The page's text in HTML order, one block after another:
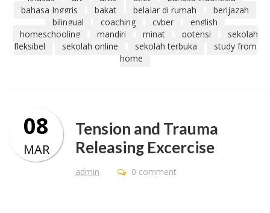
bahasa Inggris
bakat belajar di rumah
berijazah
bilingual
coaching cyber
english
homeschooling
mandiri minat potensi
sekolah
fleksibel
sekolah online sekolah terbuka
study from
home
Tension and Trauma
Releasing Excercise
admin
08
MAR
0 comment